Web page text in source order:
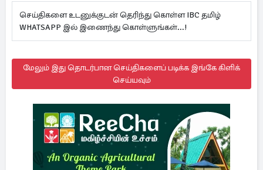
செய்திகளை உடனுக்குடன் தெரிந்து கொள்ள IBC தமிழ்
WHATSAPP இல் இணைந்து கொள்ளுங்கள்...!
மேலும் இது தொடர்பான செய்திகளைப் படிக்க இங்கே கிளிக்
செய்யவும்